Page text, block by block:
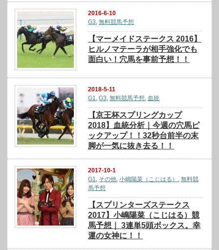
2016-6-10
G3,無料競馬予想
【マーメイドステークス 2016】
ヒルノマテーラが相手強化でも
面白い！穴馬を事前予想！！
2018-5-11
G1,G3,無料競馬予想, 血統
【京王杯スプリングカップ
2018】血統分析｜今週の穴馬ピ
ックアップ！！32秒台前半の末
脚が一気に抜き去る！！
2017-10-1
G1, その他,小嶋陽菜（こじはる） ,無料競
馬予想
【スプリンターズステークス
2017】小嶋陽菜（こじはる）競
馬予想｜ 3連単5頭ボックス。幸
運の女神に！！